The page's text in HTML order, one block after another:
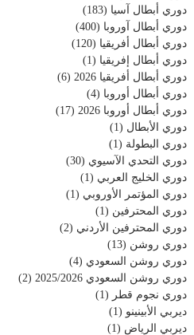
دوري أبطال آسيا (183)
دوري أبطال آوروبا (400)
دوري أبطال أفريقيا (120)
دوري أبطال إفريقيا (1)
دوري أبطال أفريقيا 2026
(6)
دوري أبطال أوروبا (4)
دوري أبطال أوروبا 2026
(17)
دوري الأبطال (1)
دوري البطولة (1)
دوري التحدي الآسيوي (30)
دوري الخليج العربي (1)
دوري المؤتمر الأوروبي (1)
دوري المحترفين (1)
دوري المحترفين الأردني (2)
دوري روشن (13)
دوري روشن السعودي (4)
دوري روشن السعودي 2025/2026
(2)
دوري نجوم قطر (1)
ديربي الأبينينو (1)
ديربي الرياض (1)